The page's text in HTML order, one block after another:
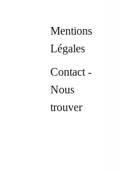
Mentions
Légales
Contact -
Nous
trouver